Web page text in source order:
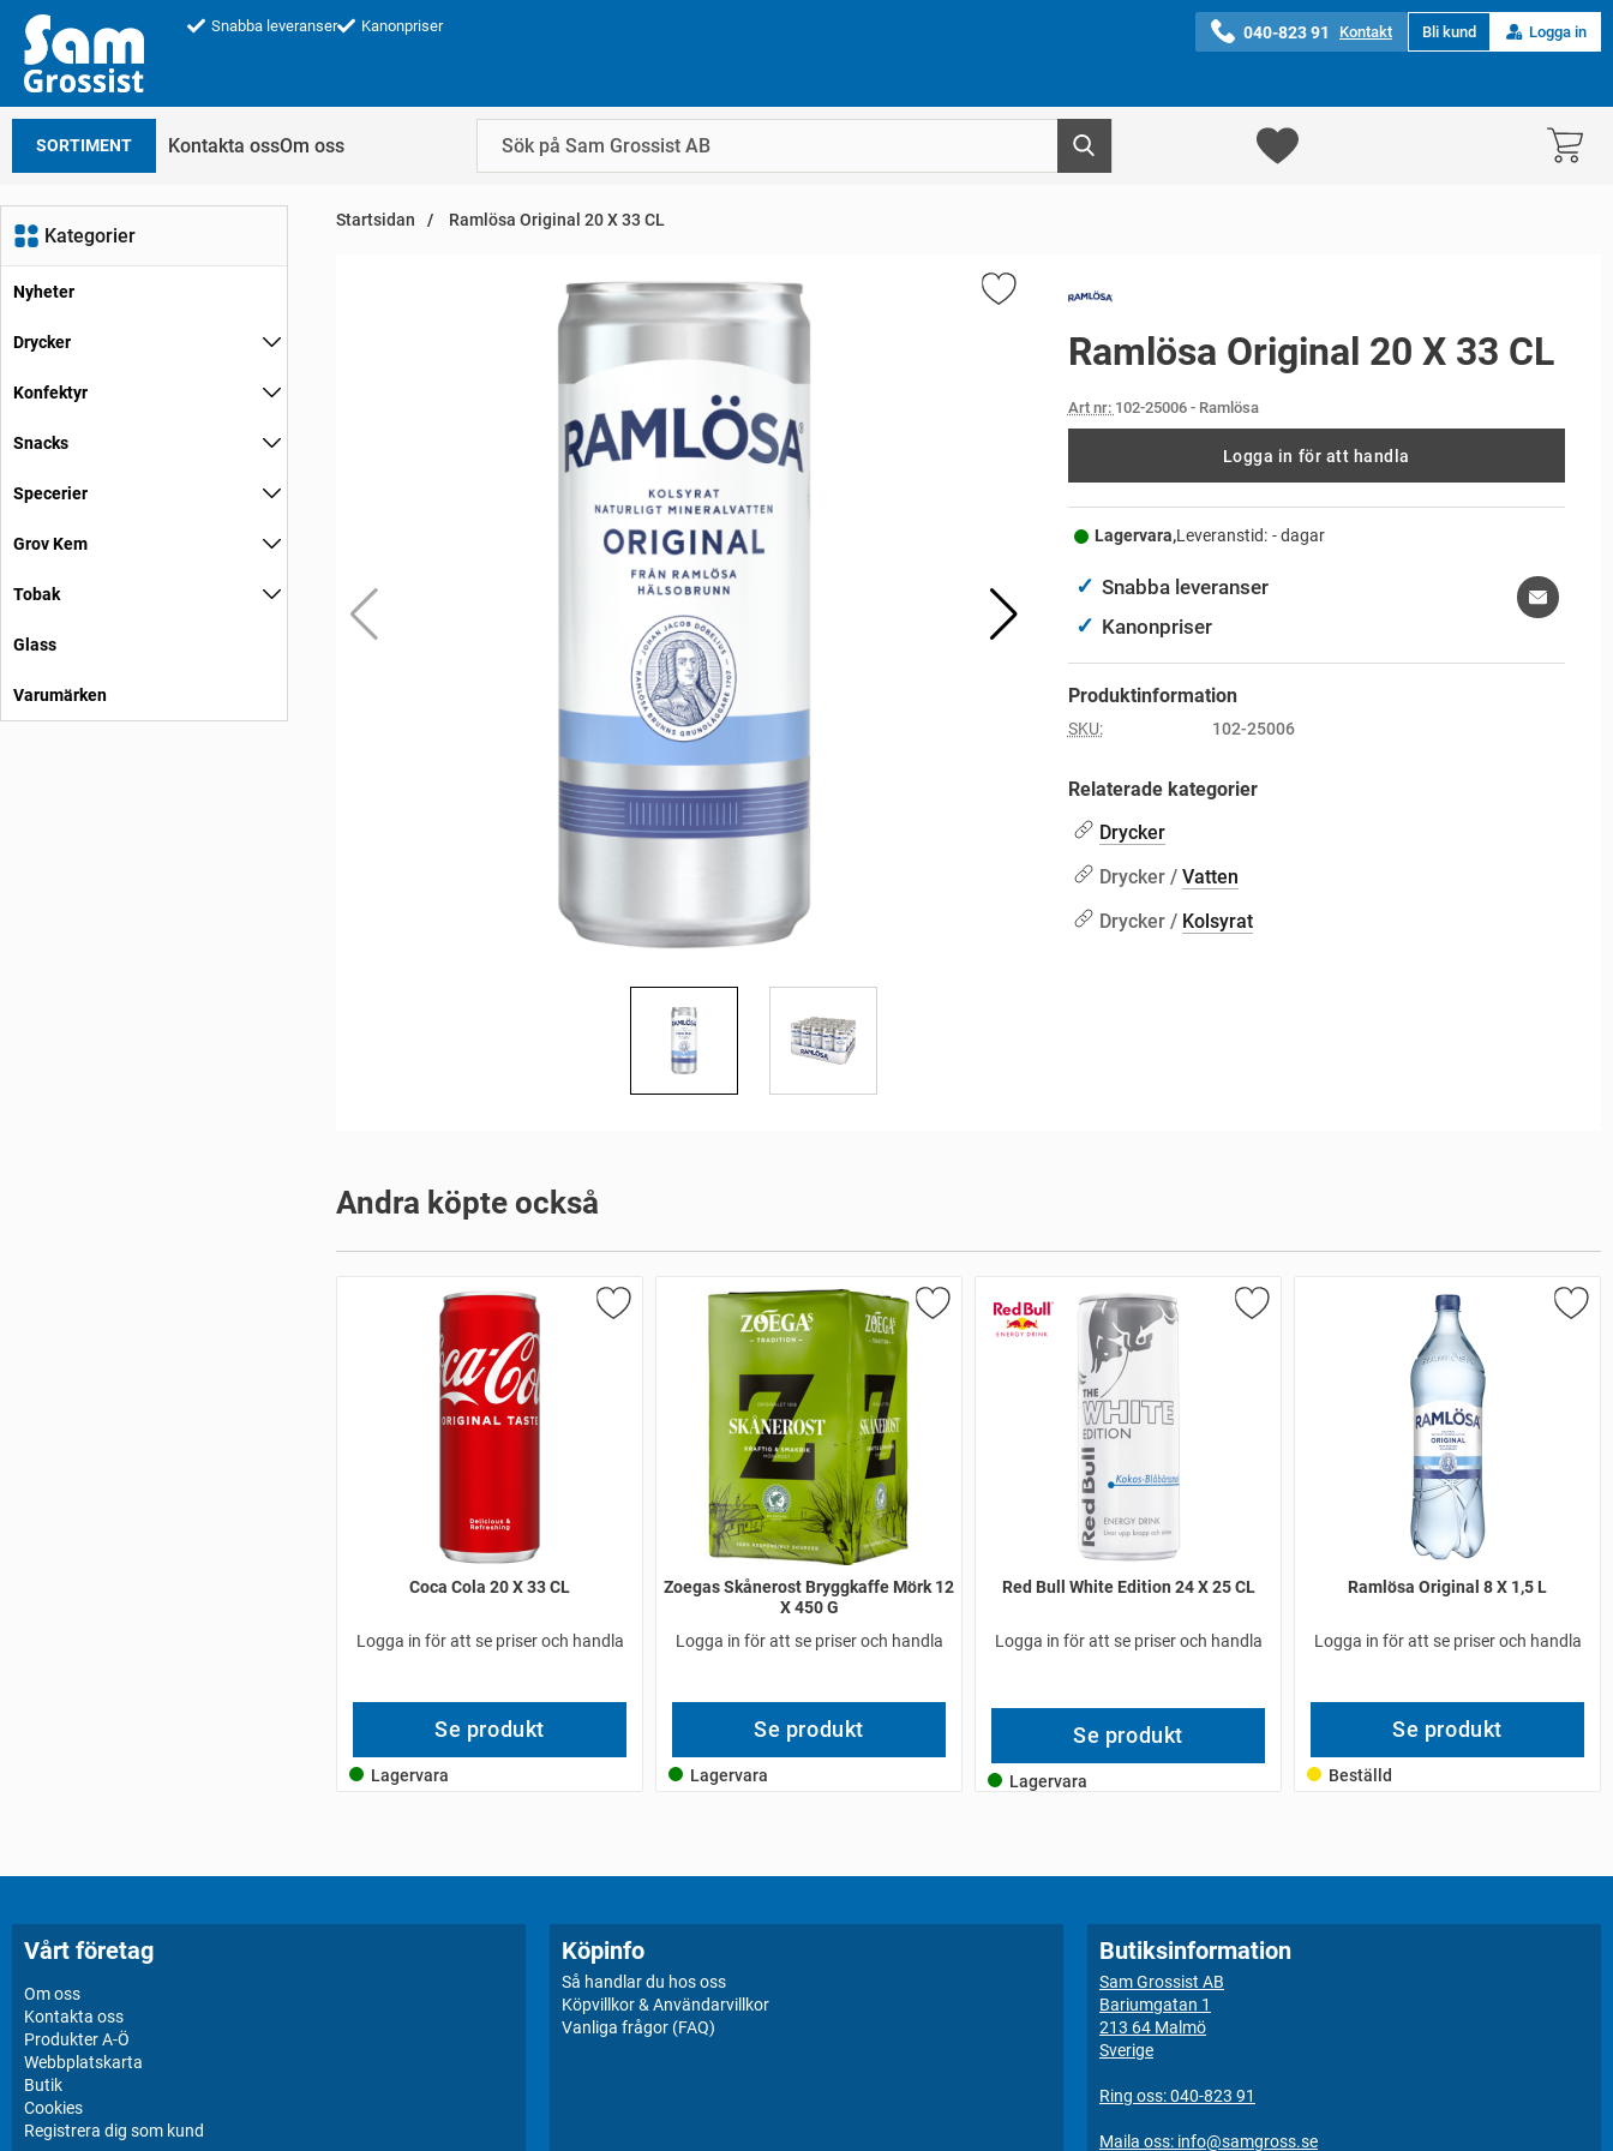
Snabba leveranser Kanonpriser 040-823 91 Kontakt Bli kund Logga in
SORTIMENT Kontakta ossOm oss
Kategorier
Nyheter
Drycker
Konfektyr
Snacks
Specerier
Grov Kem
Tobak
Glass
Varumärken
Startsidan Ramlösa Original 20 X 33 CL
Ramlösa Original 20 X 33 CL
Art nr: 102-25006- Ramlösa
Logga in för att handla
Lagervara,Leveranstid: - dagar
✓ Snabba leveranser
✓ Kanonpriser
Produktinformation
SKU: 102-25006
Relaterade kategorier
Drycker
Drycker / Vatten
Drycker / Kolsyrat
Andra köpte också
Coca Cola 20 X 33 CL
Logga in för att se priser och handla
Se produkt
Lagervara
Zoegas Skånerost Bryggkaffe Mörk 12
X 450 G
Logga in för att se priser och handla
Se produkt
Lagervara
Red Bull White Edition 24 X 25 CL
Logga in för att se priser och handla
Se produkt
Lagervara
Ramlösa Original 8 X 1,5 L
Logga in för att se priser och handla
Se produkt
Beställd
Vårt företag
Om oss
Kontakta oss
Produkter A-Ö
Webbplatskarta
Butik
Cookies
Registrera dig som kund
Köpinfo
Så handlar du hos oss
Köpvillkor & Användarvillkor
Vanliga frågor (FAQ)
Butiksinformation
Sam Grossist AB
Bariumgatan 1
213 64 Malmö
Sverige
Ring oss: 040-823 91
Maila oss: info@samgross.se